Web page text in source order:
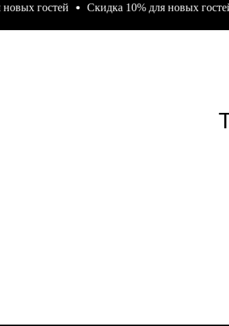
гостей Скидка 10% для новых гостей